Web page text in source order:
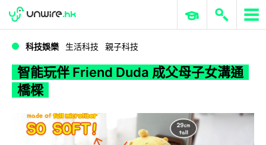
智能玩伴 Friend Duda 成父母子女溝通橋樑
WWDC 2026 ERP 與商業 AI
科技娛樂 生活科技 親子科技
智能玩伴 Friend Duda 成父母子女溝通
橋樑